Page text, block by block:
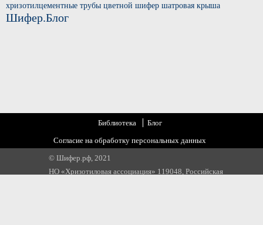
хризотилцементные трубы цветной шифер шатровая крыша
Шифер.Блог
Библиотека
Блог
Согласие на обработку персональных данных
© Шифер.рф, 2021
НО «Хризотиловая ассоциация» 119048, Российская